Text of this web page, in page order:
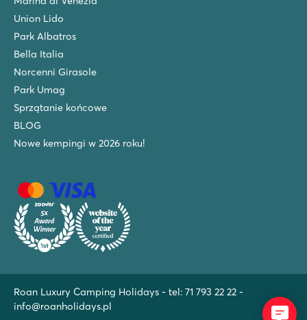
Union Lido
Park Albatros
Bella Italia
Norcenni Girasole
Park Umag
Sprzątanie końcowe
BLOG
Nowe kempingi w 2026 roku!
Roan Luxury Camping Holidays - tel: 71 793 22 22 -
info@roanholidays.pl